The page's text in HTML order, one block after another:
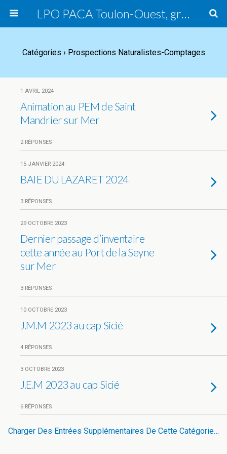
LPO PACA Toulon-Ouest, groupe local
Catégories › Prospections Naturalistes-Comptages
1 AVRIL 2024
Animation au PEM de Saint
Mandrier sur Mer
2 RÉPONSES
15 JANVIER 2024
BAIE DU LAZARET 2024
3 RÉPONSES
29 OCTOBRE 2023
Dernier passage d’inventaire
cette année au Port de la Seyne
sur Mer
3 RÉPONSES
10 OCTOBRE 2023
J.M.M 2023 au cap Sicié
4 RÉPONSES
3 OCTOBRE 2023
J.E.M 2023 au cap Sicié
6 RÉPONSES
Charger Des Entrées Supplémentaires De Cette Catégorie…